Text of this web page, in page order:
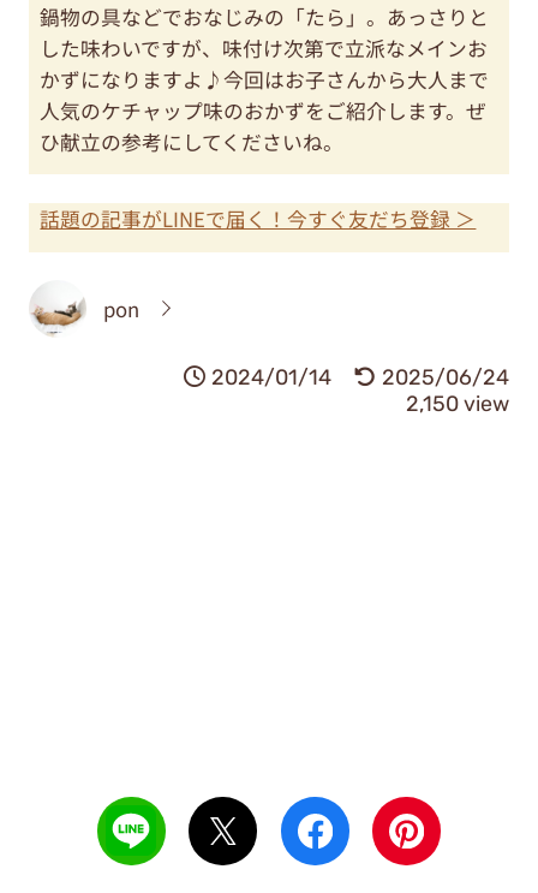
鍋物の具などでおなじみの「たら」。あっさりと
した味わいですが、味付け次第で立派なメインお
かずになりますよ♪今回はお子さんから大人まで
人気のケチャップ味のおかずをご紹介します。ぜ
ひ献立の参考にしてくださいね。
話題の記事がLINEで届く！今すぐ友だち登録 ＞
pon
2024/01/14
2025/06/24
2,150 view